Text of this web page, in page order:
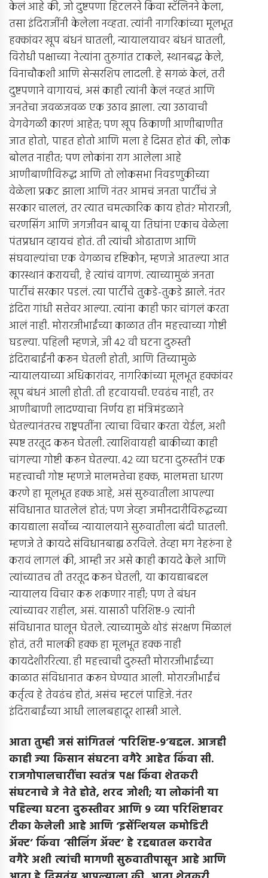
केलं आहे की, जो दुष्टपणा हिटलरने किंवा स्टॅलिनने केला,
तसा इंदिराजींनी केलेला नव्हता. त्यांनी नागरिकांच्या मूलभूत
हक्कांवर खूप बंधनं घातली, न्यायालयावर बंधनं घातली,
विरोधी पक्षाच्या नेत्यांना तुरुगांत टाकले, स्थानबद्ध केले,
विनाचौकशी आणि सेन्सरशिप लादली. हे सगळं केलं, तरी
दुष्टपणाने वागायचं, असं काही त्यांनी केलं नव्हतं आणि
जनतेचा जवळजवळ एक उठाव झाला. त्या उठावाची
वेगवेगळी कारणं आहेत; पण खूप ठिकाणी आणीबाणीत
जात होतो, पाहत होतो आणि मला हे दिसत होतं की, लोक
बोलत नाहीत; पण लोकांना राग आलेला आहे
आणीबाणीविरुद्ध आणि तो लोकसभा निवडणुकीच्या
वेळेला प्रकट झाला आणि नंतर आमचं जनता पार्टीचं जे
सरकार चाललं, तर त्यात चमत्कारिक काय होतं? मोरारजी,
चरणसिंग आणि जगजीवन बाबू या तिघांना एकाच वेळेला
पंतप्रधान व्हायचं होतं. ती त्यांची ओढाताण आणि
संघवाल्यांचा एक वेगळाच दृष्टिकोन, म्हणजे आतल्या आत
कारस्थानं करायची, हे त्यांचं वागणं. त्याच्यामुळं जनता
पार्टीचं सरकार पडलं. त्या पार्टीचे तुकडे-तुकडे झाले. नंतर
इंदिरा गांधी सत्तेवर आल्या. त्यांना काही फार चांगलं करता
आलं नाही. मोरारजीभाईंच्या काळात तीन महत्त्वाच्या गोष्टी
घडल्या. पहिली म्हणजे, जी 42 वी घटना दुरुस्ती
इंदिराबाईंनी करून घेतली होती, आणि तिच्यामुळे
न्यायालयाच्या अधिकारांवर, नागरिकांच्या मूलभूत हक्कांवर
खूप बंधनं आली होती. ती हटवायची. एवढंच नाही, तर
आणीबाणी लादण्याचा निर्णय हा मंत्रिमंडळाने
घेतल्यानंतरच राष्ट्रपतींना त्याचा विचार करता येईल, अशी
स्पष्ट तरतूद करून घेतली. त्याशिवायही बाकीच्या काही
चांगल्या गोष्टी करून घेतल्या. 42 व्या घटना दुरुस्तीनं एक
महत्त्वाची गोष्ट म्हणजे मालमत्तेचा हक्क, मालमत्ता धारण
करणे हा मूलभूत हक्क आहे, असं सुरुवातीला आपल्या
संविधानात घातलेलं होतं; पण जेव्हा जमीनदारीविरुद्धच्या
कायद्याला सर्वोच्च न्यायालयाने सुरुवातीला बंदी घातली.
म्हणजे ते कायदे संविधानबाह्य ठरविले. तेव्हा मग नेहरुंना हे
करावं लागलं की, आम्ही जर असे काही कायदे केले आणि
त्यांच्यातच ती तरतूद करून घेतली, या कायद्याबद्दल
न्यायालय विचार करू शकणार नाही; पण ते बंधन
त्यांच्यावर राहील, असं. यासाठी परिशिष्ट-9 त्यांनी
संविधानात घालून घेतले. त्याच्यामुळे थोडं संरक्षण मिळालं
होतं, तरी मालकी हक्क हा मूलभूत हक्क नाही
कायदेशीररित्या. ही महत्त्वाची दुरुस्ती मोरारजीभाईंच्या
काळात संविधानात करून घेण्यात आली. मोरारजीभाईंचं
कर्तृत्व हे तेवढंच होतं, असंच म्हटलं पाहिजे. नंतर
इंदिराबाईंच्या आधी लालबहादूर शास्त्री आले.
आता तुम्ही जसं सांगितलं ‘परिशिष्ट-9’बद्दल. आजही
काही ज्या किसान संघटना वगैरे आहेत किंवा सी.
राजगोपालचारींचा स्वतंत्र पक्ष किंवा शेतकरी
संघटनाचे जे नेते होते, शरद जोशी; या लोकांनी या
पहिल्या घटना दुरुस्तीवर आणि 9 व्या परिशिष्टावर
टीका केलेली आहे आणि ‘इसेंन्शियल कमोडिटी
अ‍ॅक्ट’ किंवा ‘सीलिंग अ‍ॅक्ट’ हे रद्दबातल करावेत
वगैरे अशी त्यांची मागणी सुरुवातीपासून आहे आणि